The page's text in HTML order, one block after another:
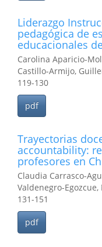
Liderazgo
pedagógica de
educacionales
Carolina Aparicio-
Castillo-Armijo,
119-130
pdf
Trayectorias
accountability:
profesores en
Claudia Carrasco-
Valdenegro-
131-151
pdf